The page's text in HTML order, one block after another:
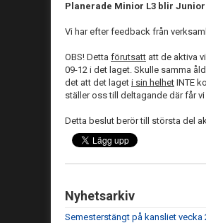
Planerade Minior L3 blir Junior
Vi har efter feedback från
OBS! Detta förutsatt att de aktiva
09-12 i det laget. Skulle samma
det att det laget i sin helhet INTE
ställer oss till deltagande där får
Detta beslut berör till största del
Nyhetsarkiv
Semesterstängt på kansliet vecka